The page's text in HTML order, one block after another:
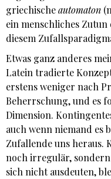
griechischeautomaton
ein menschliches
diesem
Etwas ganz anderes
Latein tradierte
erstens weniger nach
Beherrschung, und es
Dimension.
auch wenn niemand
Zufallende uns heraus.
noch irregulär,
sich nicht ausdeuten,